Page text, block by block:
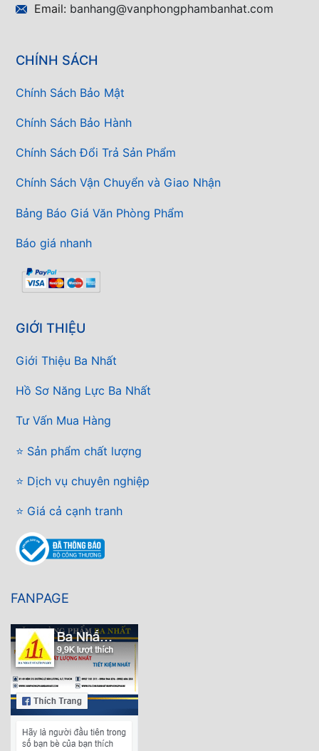
Email: banhang@vanphongphambanhat.com
CHÍNH SÁCH
Chính Sách Bảo Mật
Chính Sách Bảo Hành
Chính Sách Đổi Trả Sản Phẩm
Chính Sách Vận Chuyển và Giao Nhận
Bảng Báo Giá Văn Phòng Phẩm
Báo giá nhanh
GIỚI THIỆU
Giới Thiệu Ba Nhất
Hồ Sơ Năng Lực Ba Nhất
Tư Vấn Mua Hàng
⭐ Sản phẩm chất lượng
⭐ Dịch vụ chuyên nghiệp
⭐ Giá cả cạnh tranh
FANPAGE